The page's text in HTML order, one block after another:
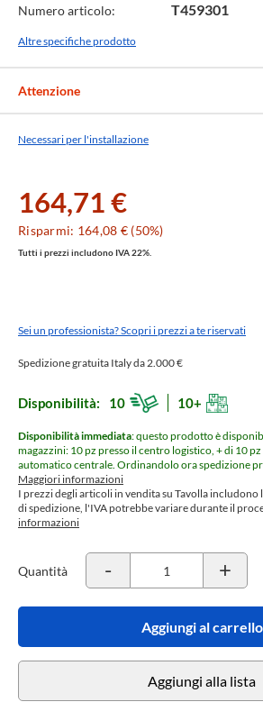
Numero articolo: T459301
Altre specifiche prodotto
Attenzione
Necessari per l'installazione
164,71 €
Risparmi: 164,08 € (50%)
Tutti i prezzi includono IVA 22%.
Sei un professionista? Scopri i prezzi a te riservati
Spedizione gratuita Italy da 2.000 €
Disponibilità: 10 10+
Disponibilità immediata: questo prodotto è
magazzini: 10 pz presso il centro logistico, + di 10
automatico centrale. Ordinandolo ora spedizione
Maggiori informazioni
I prezzi degli articoli in vendita su Tavolla
di spedizione, l'IVA potrebbe variare durante il
informazioni
Quantità - +
Aggiungi al carrello
Aggiungi alla lista